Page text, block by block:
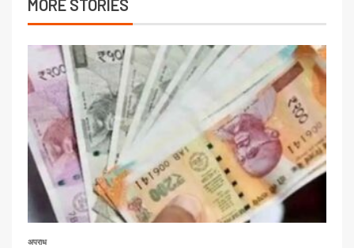
MORE STORIES
अपराध